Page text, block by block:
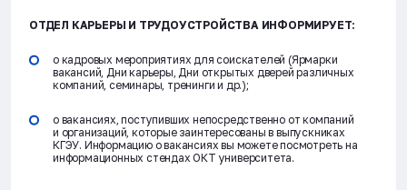
ОТДЕЛ КАРЬЕРЫ И ТРУДОУСТРОЙСТВА ИНФОРМИРУЕТ:
о кадровых мероприятиях для соискателей (Ярмарки
вакансий, Дни карьеры, Дни открытых дверей различных
компаний, семинары, тренинги и др.);
о вакансиях, поступивших непосредственно от компаний
и организаций, которые заинтересованы в выпускниках
КГЭУ. Информацию о вакансиях вы можете посмотреть на
информационных стендах ОКТ университета.